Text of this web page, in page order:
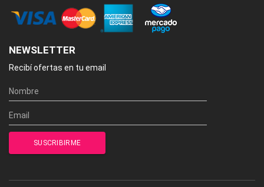
NEWSLETTER
Recibí ofertas en tu email